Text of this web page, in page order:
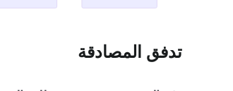
تدفق المصادقة